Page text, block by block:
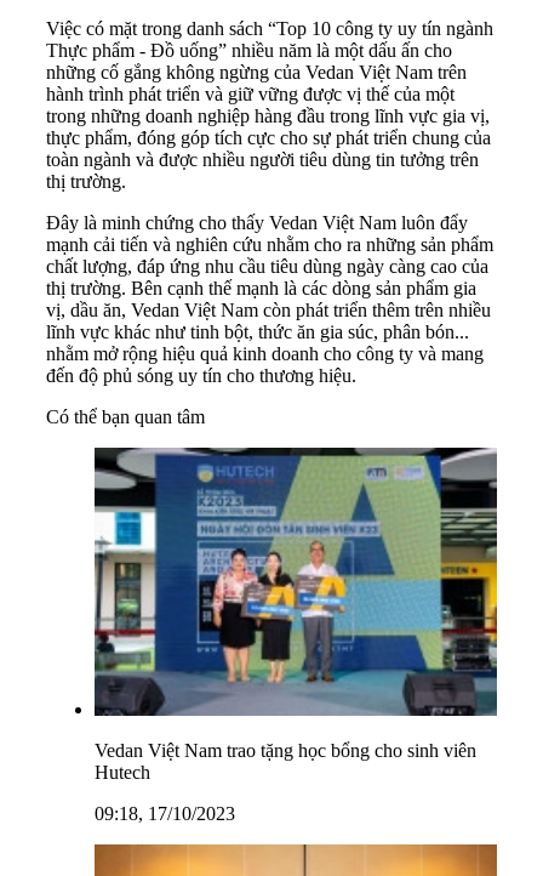
Việc có mặt trong danh sách “Top 10 công ty uy tín ngành
Thực phẩm - Đồ uống” nhiều năm là một dấu ấn cho
những cố gắng không ngừng của Vedan Việt Nam trên
hành trình phát triển và giữ vững được vị thế của một
trong những doanh nghiệp hàng đầu trong lĩnh vực gia vị,
thực phẩm, đóng góp tích cực cho sự phát triển chung của
toàn ngành và được nhiều người tiêu dùng tin tưởng trên
thị trường.
Đây là minh chứng cho thấy Vedan Việt Nam luôn đẩy
mạnh cải tiến và nghiên cứu nhằm cho ra những sản phẩm
chất lượng, đáp ứng nhu cầu tiêu dùng ngày càng cao của
thị trường. Bên cạnh thế mạnh là các dòng sản phẩm gia
vị, dầu ăn, Vedan Việt Nam còn phát triển thêm trên nhiều
lĩnh vực khác như tinh bột, thức ăn gia súc, phân bón...
nhằm mở rộng hiệu quả kinh doanh cho công ty và mang
đến độ phủ sóng uy tín cho thương hiệu.
Có thể bạn quan tâm
Vedan Việt Nam trao tặng học bổng cho sinh viên
Hutech
09:18, 17/10/2023